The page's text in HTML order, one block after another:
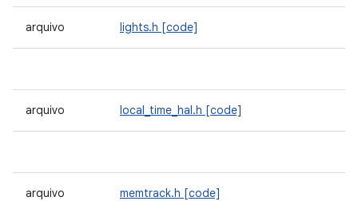
arquivo lights.h [code]
arquivo local_time_hal.h [code]
arquivo memtrack.h [code]